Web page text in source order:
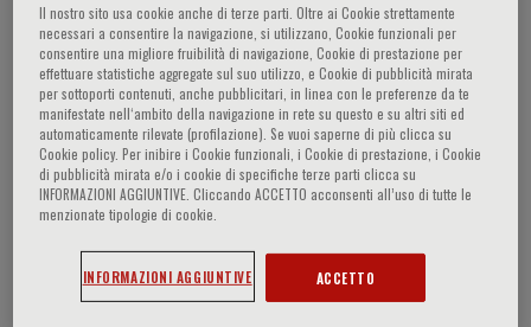
CARDIOLOGÍA
Il nostro sito usa cookie anche di terze parti. Oltre ai Cookie strettamente
necessari a consentire la navigazione, si utilizzano, Cookie funzionali per
consentire una migliore fruibilità di navigazione, Cookie di prestazione per
effettuare statistiche aggregate sul suo utilizzo, e Cookie di pubblicità mirata
per sottoporti contenuti, anche pubblicitari, in linea con le preferenze da te
manifestate nell‘ambito della navigazione in rete su questo e su altri siti ed
automaticamente rilevate (profilazione). Se vuoi saperne di più clicca su
Cookie policy. Per inibire i Cookie funzionali, i Cookie di prestazione, i Cookie
di pubblicità mirata e/o i cookie di specifiche terze parti clicca su
INFORMAZIONI AGGIUNTIVE. Cliccando ACCETTO acconsenti all’uso di tutte le
menzionate tipologie di cookie.
INFORMAZIONI AGGIUNTIVE ACCETTO